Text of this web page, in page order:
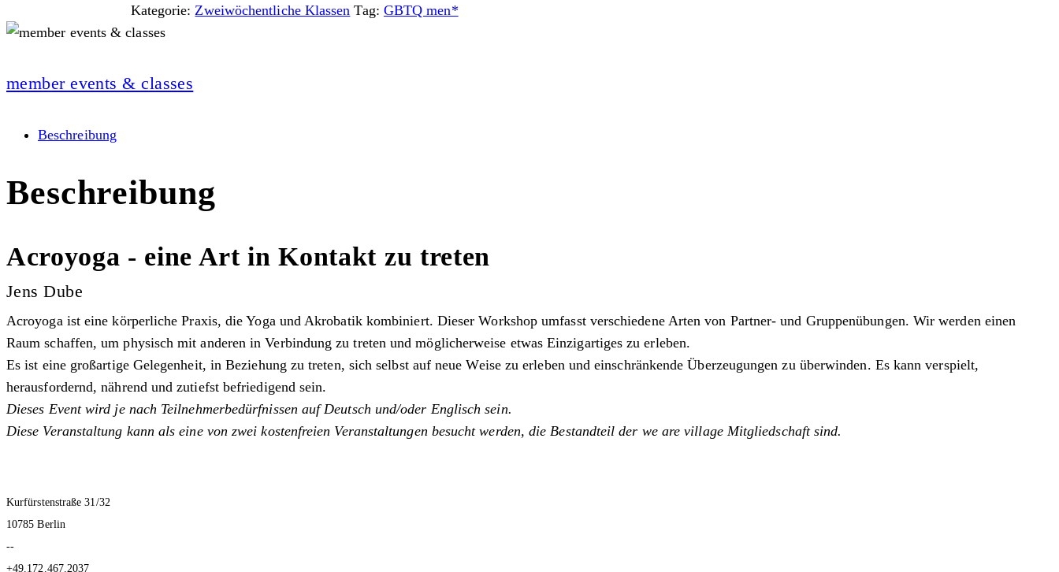
Kategorie: Zweiwöchentliche Klassen Tag: GBTQ men*
member events & classes
Beschreibung
Beschreibung
Acroyoga - eine Art in Kontakt zu treten
Jens Dube
Acroyoga ist eine körperliche Praxis, die Yoga und Akrobatik kombiniert. Dieser Workshop umfasst verschiedene Arten von Partner- und Gruppenübungen. Wir werden einen
Raum schaffen, um physisch mit anderen in Verbindung zu treten und möglicherweise etwas Einzigartiges zu erleben.
Es ist eine großartige Gelegenheit, in Beziehung zu treten, sich selbst auf neue Weise zu erleben und einschränkende Überzeugungen zu überwinden. Es kann verspielt,
herausfordernd, nährend und zutiefst befriedigend sein.
Dieses Event wird je nach Teilnehmerbedürfnissen auf Deutsch und/oder Englisch sein.
Diese Veranstaltung kann als eine von zwei kostenfreien Veranstaltungen besucht werden, die Bestandteil der we are village Mitgliedschaft sind.
Kurfürstenstraße 31/32
10785 Berlin
--
+49.172.467.2037